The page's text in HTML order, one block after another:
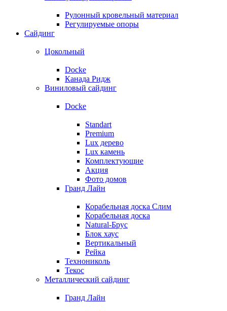
Рулонный кровельный материал
Регулируемые опоры
Сайдинг
Цокольный
Docke
Канада Ридж
Виниловый сайдинг
Docke
Standart
Premium
Lux дерево
Lux камень
Комплектующие
Акция
Фото домов
Гранд Лайн
Корабельная доска Слим
Корабельная доска
Natural-Брус
Блок хаус
Вертикальный
Рейка
Технониколь
Текос
Металлический сайдинг
Гранд Лайн